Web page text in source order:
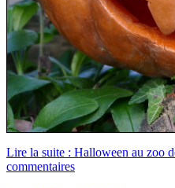
Lire la suite : Halloween au zoo
commentaires